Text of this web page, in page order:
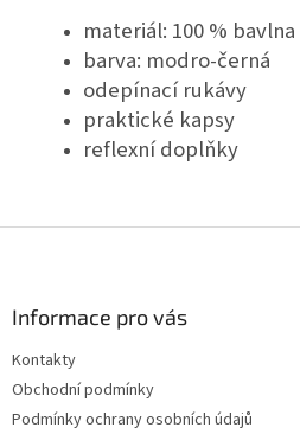
materiál: 100 % bavlna
barva: modro-černá
odepínací rukávy
praktické kapsy
reflexní doplňky
Informace pro vás
Kontakty
Obchodní podmínky
Podmínky ochrany osobních údajů